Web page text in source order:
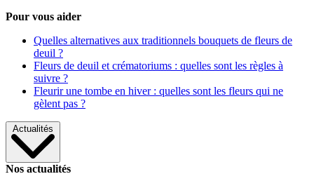
Pour vous aider
Quelles alternatives aux traditionnels bouquets de fleurs de
deuil ?
Fleurs de deuil et crématoriums : quelles sont les règles à
suivre ?
Fleurir une tombe en hiver : quelles sont les fleurs qui ne
gèlent pas ?
Actualités
Nos actualités